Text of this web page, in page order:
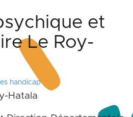
et
Le Roy-
handicap
Hatala